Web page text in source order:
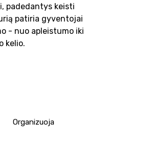
padedantys keisti
patiria gyventojai
- nuo apleistumo iki
kelio.
Organizuoja